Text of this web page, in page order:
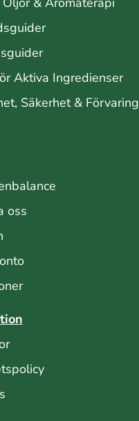
Aktiva Ingredienser
Säkerhet & Förvaring
oss